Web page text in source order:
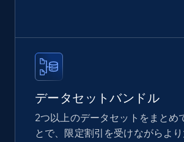
URL, Domain, Country code, Model
Sku, Product id, Product name,
and more.
eCommerce
2.1K+ 353+
データセットバンドル
2つ以上のデータセットをまとめ
とで、限定割引を受けながらよ